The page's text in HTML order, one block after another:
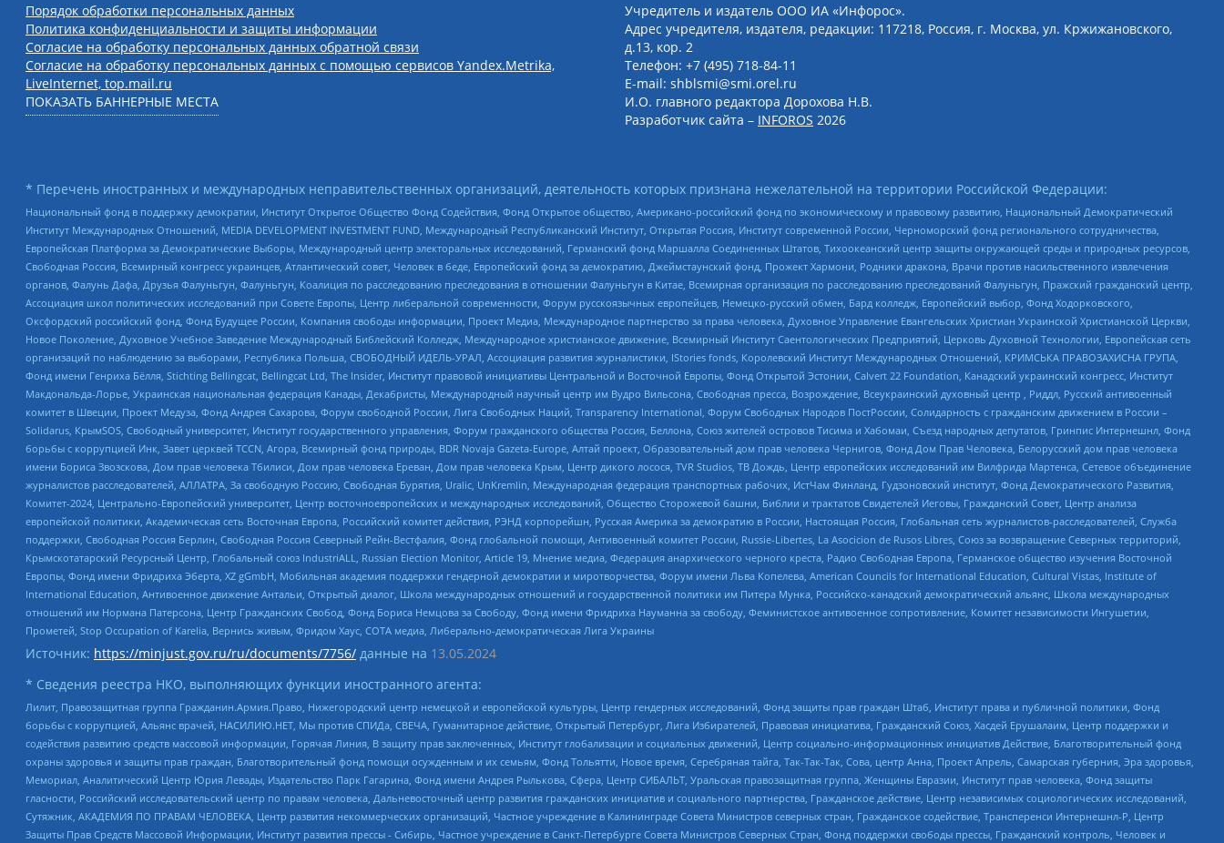
Порядок обработки персональных данных
Политика конфиденциальности и защиты информации
Согласие на обработку персональных данных обратной связи
Согласие на обработку персональных данных с помощью сервисов Yandex.Metrika,
LiveInternet, top.mail.ru
ПОКАЗАТЬ БАННЕРНЫЕ МЕСТА
Учредитель и издатель ООО ИА «Инфорос».
Адрес учредителя, издателя, редакции: 117218, Россия, г. Москва, ул. Кржижановского,
д.13, кор. 2
Телефон: +7 (495) 718-84-11
E-mail: shblsmi@smi.orel.ru
И.О. главного редактора Дорохова Н.В.
Разработчик сайта – INFOROS 2026
* Перечень иностранных и международных неправительственных организаций, деятельность которых признана нежелательной на территории Российской Федерации:
Национальный фонд в поддержку демократии, Институт Открытое Общество Фонд Содействия, Фонд Открытое общество, Американо-российский фонд по экономическому и правовому развитию, Национальный Демократический
Институт Международных Отношений, MEDIA DEVELOPMENT INVESTMENT FUND, Международный Республиканский Институт, Открытая Россия, Институт современной России, Черноморский фонд регионального сотрудничества,
Европейская Платформа за Демократические Выборы, Международный центр электоральных исследований, Германский фонд Маршалла Соединенных Штатов, Тихоокеанский центр защиты окружающей среды и природных ресурсов,
Свободная Россия, Всемирный конгресс украинцев, Атлантический совет, Человек в беде, Европейский фонд за демократию, Джеймстаунский фонд, Прожект Хармони, Родники дракона, Врачи против насильственного извлечения
органов, Фалунь Дафа, Друзья Фалуньгун, Фалуньгун, Коалиция по расследованию преследования в отношении Фалуньгун в Китае, Всемирная организация по расследованию преследований Фалуньгун, Пражский гражданский центр,
Ассоциация школ политических исследований при Совете Европы, Центр либеральной современности, Форум русскоязычных европейцев, Немецко-русский обмен, Бард колледж, Европейский выбор, Фонд Ходорковского,
Оксфордский российский фонд, Фонд Будущее России, Компания свободы информации, Проект Медиа, Международное партнерство за права человека, Духовное Управление Евангельских Христиан Украинской Христианской Церкви,
Новое Поколение, Духовное Учебное Заведение Международный Библейский Колледж, Международное христианское движение, Всемирный Институт Саентологических Предприятий, Церковь Духовной Технологии, Европейская сеть
организаций по наблюдению за выборами, Республика Польша, СВОБОДНЫЙ ИДЕЛЬ-УРАЛ, Ассоциация развития журналистики, IStories fonds, Королевский Институт Международных Отношений, КРИМСЬКА ПРАВОЗАХИСНА ГРУПА,
Фонд имени Генриха Бёлля, Stichting Bellingcat, Bellingcat Ltd, The Insider, Институт правовой инициативы Центральной и Восточной Европы, Фонд Открытой Эстонии, Calvert 22 Foundation, Канадский украинский конгресс, Институт
Макдональда-Лорье, Украинская национальная федерация Канады, Декабристы, Международный научный центр им Вудро Вильсона, Свободная пресса, Возрождение, Всеукраинский духовный центр , Риддл, Русский антивоенный
комитет в Швеции, Проект Медуза, Фонд Андрея Сахарова, Форум свободной России, Лига Свободных Наций, Transparеncy International, Форум Свободных Народов ПостРоссии, Солидарность с гражданским движением в России –
Solidarus, КрымSOS, Свободный университет, Институт государственного управления, Форум гражданского общества Россия, Беллона, Союз жителей островов Тисима и Хабомаи, Съезд народных депутатов, Гринпис Интернешнл, Фонд
борьбы с коррупцией Инк, Завет церквей TCCN, Агора, Всемирный фонд природы, BDR Novaja Gazeta-Europe, Алтай проект, Образовательный дом прав человека Чернигов, Фонд Дом Прав Человека, Белорусский дом прав человека
имени Бориса Звозскова, Дом прав человека Тбилиси, Дом прав человека Ереван, Дом прав человека Крым, Центр дикого лосося, TVR Studios, ТВ Дождь, Центр европейских исследований им Вилфрида Мартенса, Сетевое объединение
журналистов расследователей, АЛЛАТРА, За свободную Россию, Свободная Бурятия, Uralic, UnKremlin, Международная федерация транспортных рабочих, ИстЧам Финланд, Гудзоновский институт, Фонд Демократического Развития,
Комитет-2024, Центрально-Европейский университет, Центр восточноевропейских и международных исследований, Общество Сторожевой башни, Библии и трактатов Свидетелей Иеговы, Гражданский Совет, Центр анализа
европейской политики, Академическая сеть Восточная Европа, Российский комитет действия, РЭНД корпорейшн, Русская Америка за демократию в России, Настоящая Россия, Глобальная сеть журналистов-расследователей, Служба
поддержки, Свободная Россия Берлин, Свободная Россия Северный Рейн-Вестфалия, Фонд глобальной помощи, Антивоенный комитет России, Russie-Libertes, La Asocicion de Rusos Libres, Союз за возвращение Северных территорий,
Крымскотатарский Ресурсный Центр, Глобальный союз IndustriALL, Russian Election Monitor, Article 19, Мнение медиа, Федерация анархического черного креста, Радио Свободная Европа, Германское общество изучения Восточной
Европы, Фонд имени Фридриха Эберта, XZ gGmbH, Мобильная академия поддержки гендерной демократии и миротворчества, Форум имени Льва Копелева, American Councils for International Education, Cultural Vistas, Institute of
International Education, Антивоенное движение Антальи, Открытый диалог, Школа международных отношений и государственной политики им Питера Мунка, Российско-канадский демократический альянс, Школа международных
отношений им Нормана Патерсона, Центр Гражданских Свобод, Фонд Бориса Немцова за Свободу, Фонд имени Фридриха Науманна за свободу, Феминистское антивоенное сопротивление, Комитет независимости Ингушетии,
Прометей, Stop Occupation of Karelia, Вернись живым, Фридом Хаус, СОТА медиа, Либерально-демократическая Лига Украины
Источник: https://minjust.gov.ru/ru/documents/7756/ данные на 13.05.2024
* Сведения реестра НКО, выполняющих функции иностранного агента:
Лилит, Правозащитная группа Гражданин.Армия.Право, Нижегородский центр немецкой и европейской культуры, Центр гендерных исследований, Фонд защиты прав граждан Штаб, Институт права и публичной политики, Фонд
борьбы с коррупцией, Альянс врачей, НАСИЛИЮ.НЕТ, Мы против СПИДа, СВЕЧА, Гуманитарное действие, Открытый Петербург, Лига Избирателей, Правовая инициатива, Гражданский Союз, Хасдей Ерушалаим, Центр поддержки и
содействия развитию средств массовой информации, Горячая Линия, В защиту прав заключенных, Институт глобализации и социальных движений, Центр социально-информационных инициатив Действие, Благотворительный фонд
охраны здоровья и защиты прав граждан, Благотворительный фонд помощи осужденным и их семьям, Фонд Тольятти, Новое время, Серебряная тайга, Так-Так-Так, Сова, центр Анна, Проект Апрель, Самарская губерния, Эра здоровья,
Мемориал, Аналитический Центр Юрия Левады, Издательство Парк Гагарина, Фонд имени Андрея Рылькова, Сфера, Центр СИБАЛЬТ, Уральская правозащитная группа, Женщины Евразии, Институт прав человека, Фонд защиты
гласности, Российский исследовательский центр по правам человека, Дальневосточный центр развития гражданских инициатив и социального партнерства, Гражданское действие, Центр независимых социологических исследований,
Сутяжник, АКАДЕМИЯ ПО ПРАВАМ ЧЕЛОВЕКА, Центр развития некоммерческих организаций, Частное учреждение в Калининграде Совета Министров северных стран, Гражданское содействие, Трансперенси Интернешнл-Р, Центр
Защиты Прав Средств Массовой Информации, Институт развития прессы - Сибирь, Частное учреждение в Санкт-Петербурге Совета Министров Северных Стран, Фонд поддержки свободы прессы, Гражданский контроль, Человек и